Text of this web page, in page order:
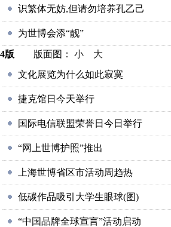
识繁体无妨,但请勿培养孔乙己
为世博会添“靓”
4版 版面图： 小
大
文化展览为什么如此寂寞
捷克馆日今天举行
国际电信联盟荣誉日今日举行
“网上世博护照”推出
上海世博省区市活动周趋热
低碳作品吸引大学生眼球(图)
“中国品牌全球宣言”活动启动